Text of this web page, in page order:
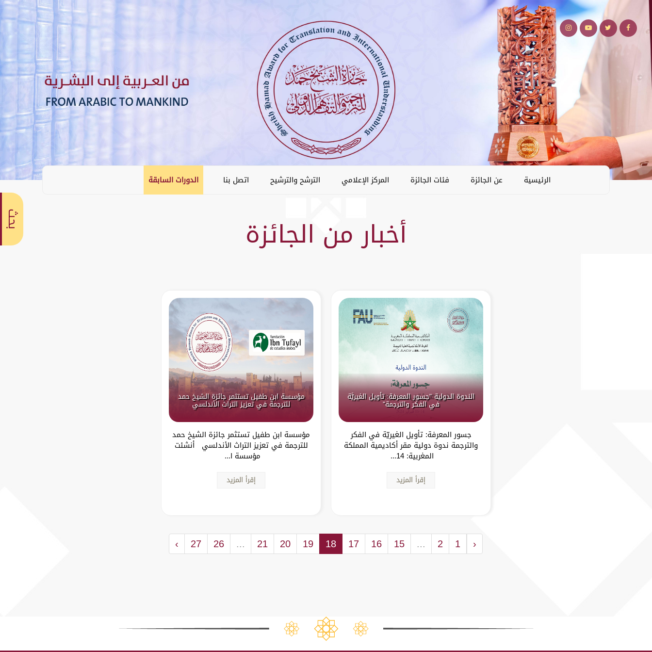
الرئيسية عن الجائزة فئات الجائزة المركز الإعلامي الترشح والترشيح اتصل بنا الدورات السابقة
أخبار من الجائزة
الندوة الدولية "جسور المعرفة: تأويل الغيريَّة
في الفكر والترجمة"
جسور المعرفة: تأويل الغيريّة في الفكر
والترجمة ندوة دولية مقر أكاديمية المملكة
المغربية: 14...
إقرأ المزيد
مؤسسة ابن طفيل تستثمر جائزة الشيخ حمد
للترجمة في تعزيز التراث الأندلسي
مؤسسة ابن طفيل تستثمر جائزة الشيخ حمد
للترجمة في تعزيز التراث الأندلسي أنشئت
مؤسسة ا...
إقرأ المزيد
‹
1
2
...
15
16
17
18
19
20
21
...
26
27
›
بحث